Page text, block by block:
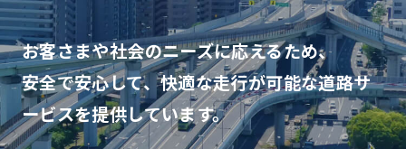
お客さまや社会のニーズに応えるため、
安全で安心して、快適な走行が可能な道路サ
ービスを提供しています。